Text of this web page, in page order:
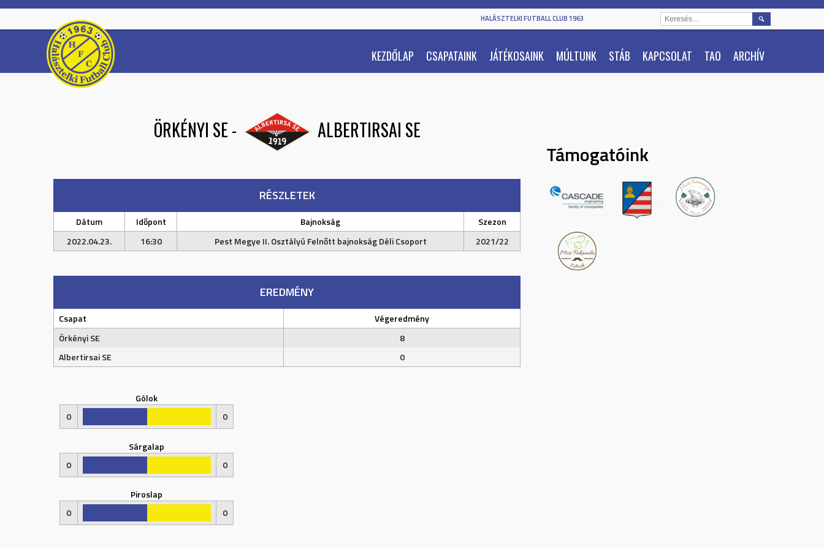
Skip
content
HALÁSZTELKI FUTBALL CLUB 1963
KEZDŐLAP CSAPATAINK JÁTÉKOSAINK MÚLTUNK STÁB KAPCSOLAT TAO ARCHÍV
KERESÉS:
ÖRKÉNYI SE- ALBERTIRSAI SE
RÉSZLETEK
Dátum Időpont Bajnokság
Szezon
2022.04.23.
16:30 Pest Megye II. Osztályú Felnőtt bajnokság Déli Csoport 2021/22
EREDMÉNY
Csapat
Végeredmény
Örkényi SE
8
Albertirsai SE
0
Gólok
0
0
Sárgalap
0
0
Piroslap
0
0
Támogatóink